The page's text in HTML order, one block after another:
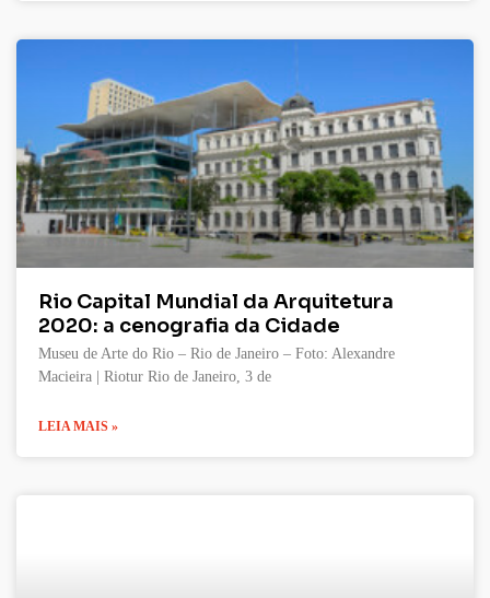
Rio Capital Mundial da Arquitetura
2020: a cenografia da Cidade
Museu de Arte do Rio – Rio de Janeiro – Foto: Alexandre
Macieira | Riotur Rio de Janeiro, 3 de
LEIA MAIS »